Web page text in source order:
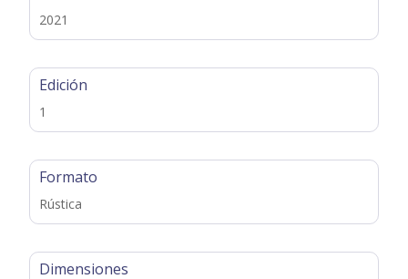
2021
Edición
1
Formato
Rústica
Dimensiones